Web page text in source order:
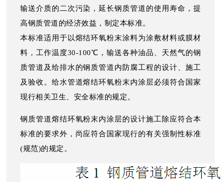
输送介质的二次污染，延长钢质管道的使用寿命，提
高钢质管道的经济效益，制定本标准。
本标准适用于以熔结环氧粉末涂料为涂敷材料或膜材
料，工作温度30-100℃，输送各种油品、天然气的钢
质管道及给排水的钢质管道内防腐工程的设计、施工
及验收。给水管道熔结环氧粉末内涂层必须符合国家
现行相关卫生、安全标准的规定。
钢质管道熔结环氧粉末内涂层的设计施工除应符合本
标准的要求外，尚应符合国家现行的有关强制性标准
(规范)的规定。